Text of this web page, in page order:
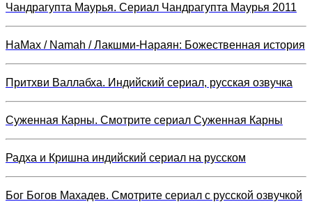
Чандрагупта Маурья. Сериал Чандрагупта Маурья 2011
НаМах / Namah / Лакшми-Нараян: Божественная история
Притхви Валлабха. Индийский сериал, русская озвучка
Суженная Карны. Смотрите сериал Суженная Карны
Радха и Кришна индийский сериал на русском
Бог Богов Махадев. Смотрите сериал с русской озвучкой